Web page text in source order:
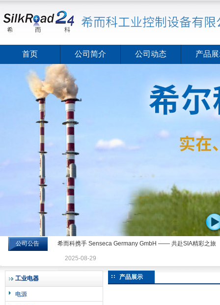
希而科工业控制设备有限公司
首页 公司简介 公司动态 产品
公司公告 希而科携手 Senseca Germany GmbH —— 共赴SIA精彩之旅
2025-08-29
工业电器
电源
产品展示